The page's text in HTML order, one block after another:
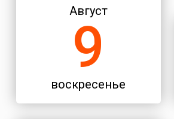
Август
9
воскресенье